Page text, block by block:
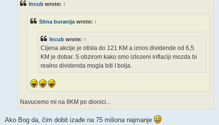
Incub wrote: ↑
Sitna buranija wrote: ↑
Incub wrote: ↑
Cijena akcije je otisla do 121 KM a iznos dividende od 6,5
KM je dobar. S obzirom kako smo izlozeni inflaciji mozda bi
realno dividenda mogla biti I bolja.
Navucemo mi na 8KM po dionici...
Ako Bog da, čim dobit izađe na 75 miliona najmanje